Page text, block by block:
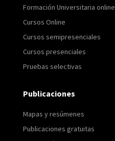
Formación Universitaria online
Cursos Online
Cursos semipresenciales
Cursos presenciales
Pruebas selectivas
Publicaciones
Mapas y resúmenes
Publicaciones gratuitas